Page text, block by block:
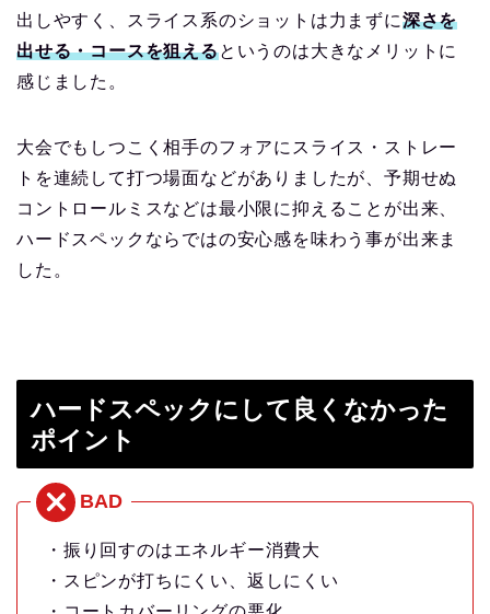
出しやすく、スライス系のショットは力まずに深さを
出せる・コースを狙えるというのは大きなメリットに
感じました。
大会でもしつこく相手のフォアにスライス・ストレー
トを連続して打つ場面などがありましたが、予期せぬ
コントロールミスなどは最小限に抑えることが出来、
ハードスペックならではの安心感を味わう事が出来ま
した。
ハードスペックにして良くなかった
ポイント
・振り回すのはエネルギー消費大
・スピンが打ちにくい、返しにくい